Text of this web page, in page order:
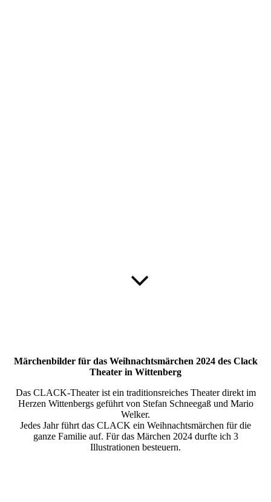
Märchenbilder für das Weihnachtsmärchen 2024 des Clack
Theater in Wittenberg
Das CLACK-Theater ist ein traditionsreiches Theater direkt im
Herzen Wittenbergs geführt von Stefan Schneegaß und Mario
Welker.
Jedes Jahr führt das CLACK ein Weihnachtsmärchen für die
ganze Familie auf. Für das Märchen 2024 durfte ich 3
Illustrationen besteuern.